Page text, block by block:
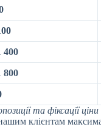
400
800
та фіксації
клієнтам